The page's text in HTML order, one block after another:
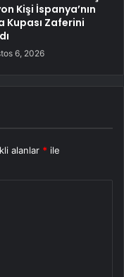
Kişi İspanya’nın
Kupası Zaferini
6, 2026
alanlar * ile